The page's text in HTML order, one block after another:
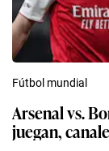
Fútbol mundial
Arsenal vs.
juegan,